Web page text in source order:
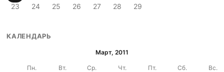
23
24 25 26 27 28 29
КАЛЕНДАРЬ
Март, 2011
Пн. Вт. Ср. Чт. Пт. Сб.
Вс.